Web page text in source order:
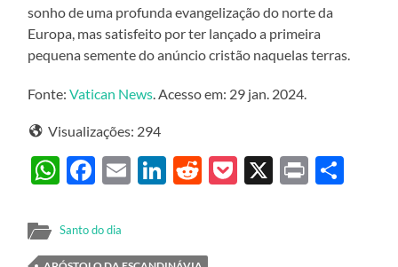
sonho de uma profunda evangelização do norte da
Europa, mas satisfeito por ter lançado a primeira
pequena semente do anúncio cristão naquelas terras.
Fonte:Vatican News. Acesso em: 29 jan. 2024.
Visualizações: 294
WhatsApp
Facebook
EmailLinkedIn
Reddit
Pocket
X Print
Santo do dia